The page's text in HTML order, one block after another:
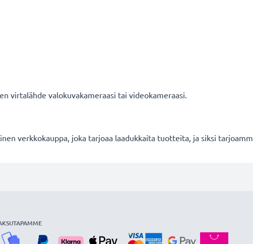
virtalähde valokuvakameraasi tai videokameraasi.
verkkokauppa, joka tarjoaa laadukkaita tuotteita, ja siksi